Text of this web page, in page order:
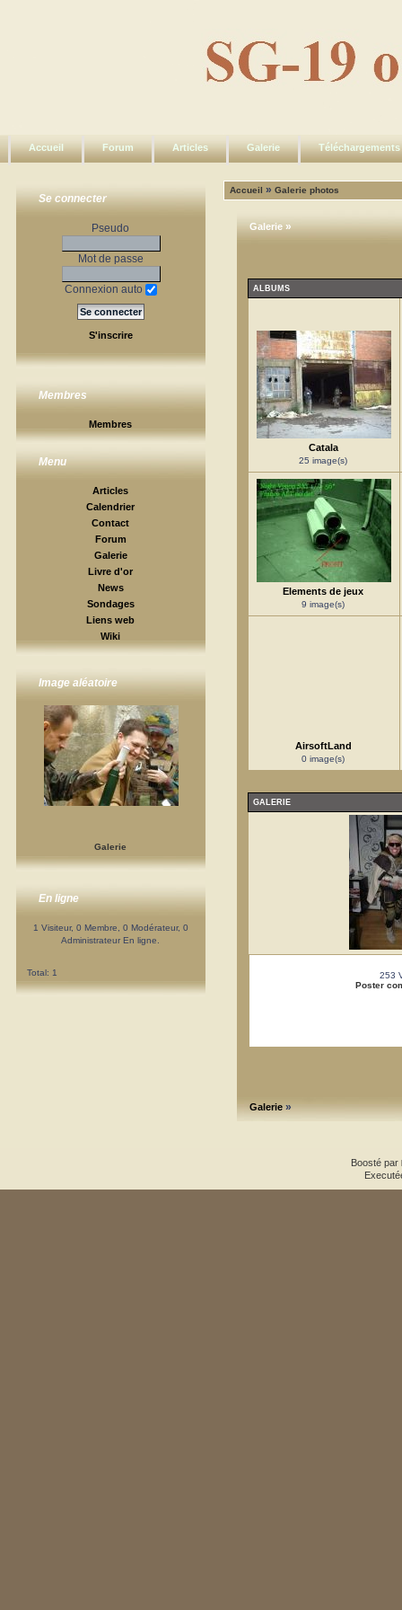
Accueil Forum Articles Galerie Téléchargements
Se connecter
Pseudo
Mot de passe
Connexion auto
S'inscrire
Membres
Membres
Menu
Articles
Calendrier
Contact
Forum
Galerie
Livre d'or
News
Sondages
Liens web
Wiki
Image aléatoire
Galerie
En ligne
1 Visiteur, 0 Membre, 0 Modérateur, 0
Administrateur En ligne.
Total: 1
Accueil »Galerie photos
Galerie »
ALBUMS
Catala
25 image(s)
Elements de jeux
9 image(s)
AirsoftLand
0 image(s)
GALERIE
253
Poster
Galerie»
Boosté par